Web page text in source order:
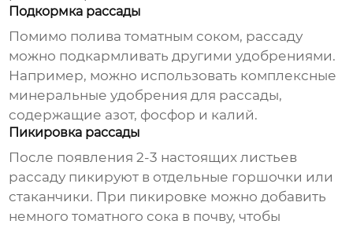
Подкормка рассады
Помимо поливатоматным соком, рассаду
можно подкармливать другими удобрениями.
Например, можно использовать комплексные
минеральные удобрения для рассады,
содержащие азот, фосфор и калий.
Пикировка рассады
После появления 2-3 настоящих листьев
рассаду пикируют в отдельные горшочки или
стаканчики. При пикировке можно добавить
немноготоматного сока в почву, чтобы